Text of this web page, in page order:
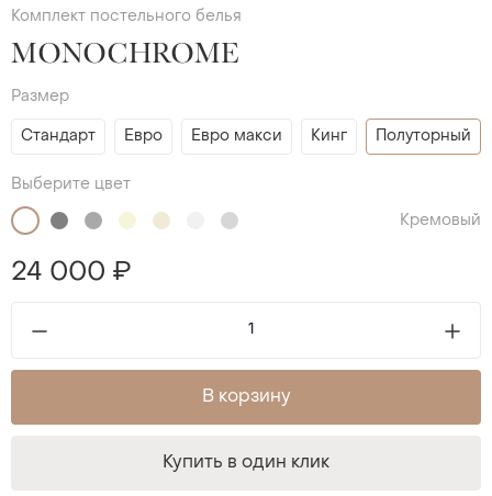
Комплект постельного белья
MONOCHROME
Размер
Стандарт Евро Евро макси Кинг Полуторный
Выберите цвет
Кремовый
24 000 ₽
В корзину
Купить в один клик